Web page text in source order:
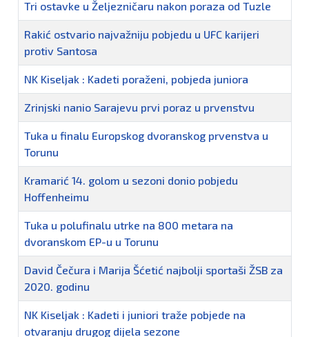
Tri ostavke u Željezničaru nakon poraza od Tuzle
Rakić ostvario najvažniju pobjedu u UFC karijeri
protiv Santosa
NK Kiseljak : Kadeti poraženi, pobjeda juniora
Zrinjski nanio Sarajevu prvi poraz u prvenstvu
Tuka u finalu Europskog dvoranskog prvenstva u
Torunu
Kramarić 14. golom u sezoni donio pobjedu
Hoffenheimu
Tuka u polufinalu utrke na 800 metara na
dvoranskom EP-u u Torunu
David Čečura i Marija Šćetić najbolji sportaši ŽSB za
2020. godinu
NK Kiseljak : Kadeti i juniori traže pobjede na
otvaranju drugog dijela sezone